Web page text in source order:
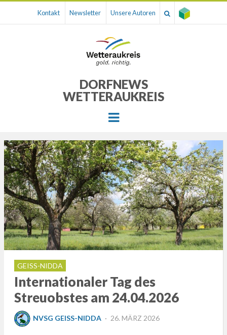
Kontakt Newsletter Unsere Autoren
DORFNEWS
WETTERAUKREIS
Menu
GEISS-NIDDA
Internationaler Tag des
Streuobstes am 24.04.2026
NVSG GEISS-NIDDA
POSTED
26. MÄRZ 2026